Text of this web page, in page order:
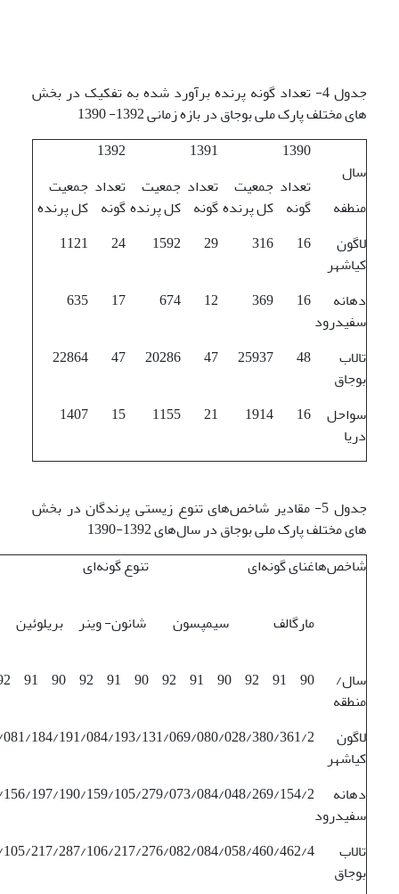
جدول 4- تعداد گونه پرنده برآورد شده به تفکیک در بخش
های مختلف پارک ملی بوجاق در بازه زمانی 1392- 1390
سال
منطفه
1390
1391
1392
تعداد
گونه
جمعیت
کل پرنده
تعداد
گونه
جمعیت
کل پرنده
تعداد
گونه
جمعیت
کل پرنده
لاگون
کیاشهر
16
316
29
1592
24
1121
دهانه
سفیدرود
16
369
12
674
17
635
تالاب
بوجاق
48
25937
47
20286
47
22864
سواحل
دریا
16
1914
21
1155
15
1407
جدول 5- مقادیر شاخص‌های تنوع زیستی پرندگان در بخش
های مختلف پارک ملی بوجاق در سال‌های 1392-1390
شاخص‌هاغنای گونه‌ای تنوع گونه‌ای
مارگالف سیمپسون شانون- وینر بریلوئین
سال/
منطقه
90
91
92
90
91
92
90
91
92
90
91
لاگون
کیاشهر
61/2
80/3
28/3
80/0
69/0
31/0
93/1
84/1
91/0
84/1
81/1
دهانه
سفیدرود
54/2
69/1
48/2
84/0
73/0
79/0
05/2
59/1
90/1
97/1
56/1
تالاب
بوجاق
62/4
60/4
58/4
84/0
82/0
76/0
17/2
06/2
87/1
17/2
05/2